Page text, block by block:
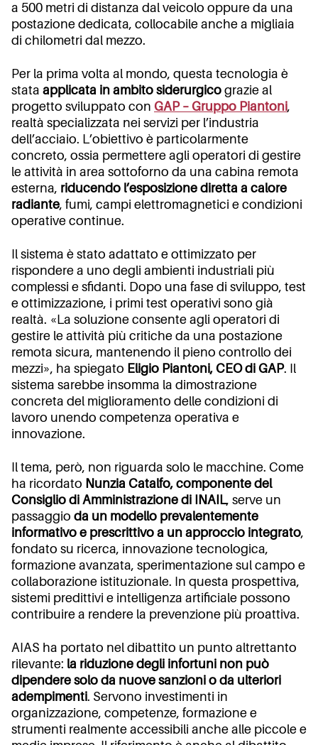
a 500 metri di distanza dal veicolo oppure da una
postazione dedicata, collocabile anche a migliaia
di chilometri dal mezzo.
Per la prima volta al mondo, questa tecnologia è
stata applicata in ambito siderurgico grazie al
progetto sviluppato con GAP – Gruppo Piantoni,
realtà specializzata nei servizi per l’industria
dell’acciaio. L’obiettivo è particolarmente
concreto, ossia permettere agli operatori di gestire
le attività in area sottoforno da una cabina remota
esterna, riducendo l’esposizione diretta a calore
radiante, fumi, campi elettromagnetici e condizioni
operative continue.
Il sistema è stato adattato e ottimizzato per
rispondere a uno degli ambienti industriali più
complessi e sfidanti. Dopo una fase di sviluppo, test
e ottimizzazione, i primi test operativi sono già
realtà. «La soluzione consente agli operatori di
gestire le attività più critiche da una postazione
remota sicura, mantenendo il pieno controllo dei
mezzi», ha spiegato Eligio Piantoni, CEO di GAP. Il
sistema sarebbe insomma la dimostrazione
concreta del miglioramento delle condizioni di
lavoro unendo competenza operativa e
innovazione.
Il tema, però, non riguarda solo le macchine. Come
ha ricordato Nunzia Catalfo, componente del
Consiglio di Amministrazione di INAIL, serve un
passaggio da un modello prevalentemente
informativo e prescrittivo a un approccio integrato,
fondato su ricerca, innovazione tecnologica,
formazione avanzata, sperimentazione sul campo e
collaborazione istituzionale. In questa prospettiva,
sistemi predittivi e intelligenza artificiale possono
contribuire a rendere la prevenzione più proattiva.
AIAS ha portato nel dibattito un punto altrettanto
rilevante: la riduzione degli infortuni non può
dipendere solo da nuove sanzioni o da ulteriori
adempimenti. Servono investimenti in
organizzazione, competenze, formazione e
strumenti realmente accessibili anche alle piccole e